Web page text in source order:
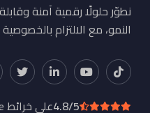
نطوّر حلولًا رقمية آمنة
النمو، مع الالتزام
4.8/5على خرائط Google